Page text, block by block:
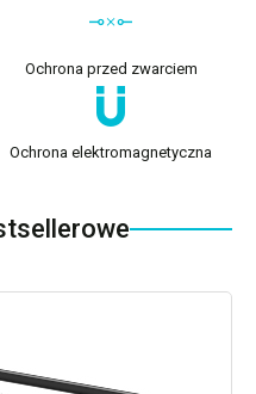
Ochrona przed zwarciem
Ochrona elektromagnetyczna